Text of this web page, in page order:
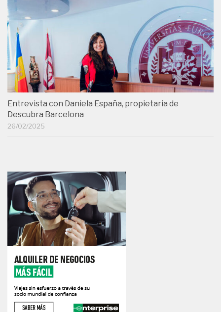
Entrevista con Daniela España, propietaria de
Descubra Barcelona
26/02/2025